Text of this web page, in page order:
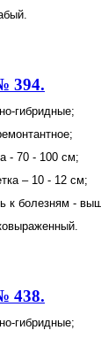
394.
гибридные;
- 70 - 100 см;
– 10 - 12 см;
к болезням -
438.
гибридные;